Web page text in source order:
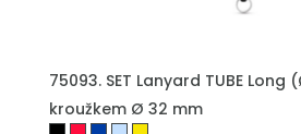
75093. SET Lanyard TUBE Long
kroužkem Ø 32 mm